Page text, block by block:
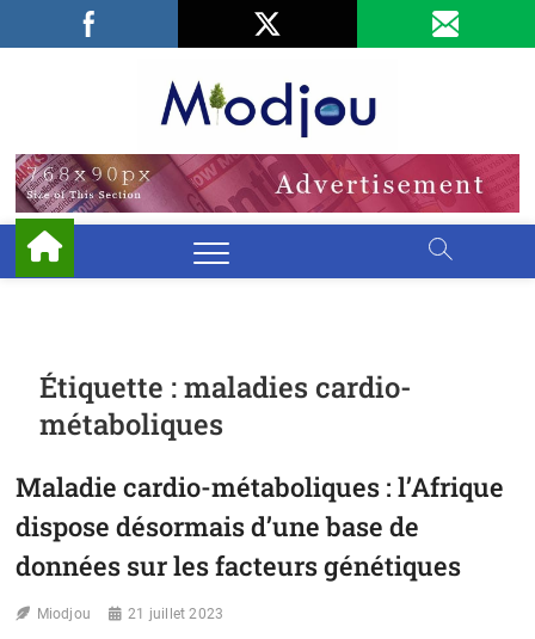
Facebook
LinkedIn
Étiquette :maladies cardio-
métaboliques
Maladie cardio-métaboliques : l’Afrique
dispose désormais d’une base de
données sur les facteurs génétiques
Miodjou 21 juillet 2023